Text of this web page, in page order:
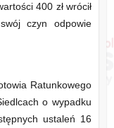
400 zł wrócił
czyn odpowie
Ratunkowego
o wypadku
ustaleń 16